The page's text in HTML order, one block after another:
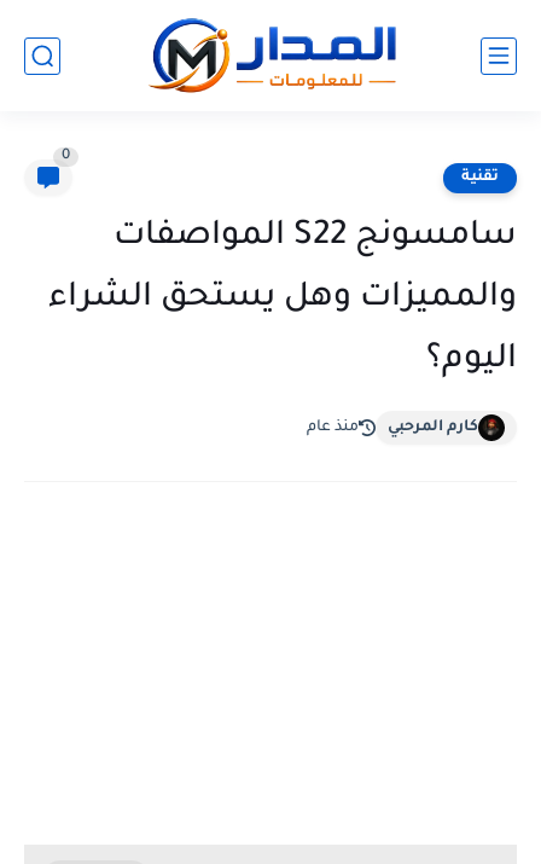
تقنية
0
سامسونج S22 المواصفات
والمميزات وهل يستحق الشراء
اليوم؟
كارم المرحبي منذ عام